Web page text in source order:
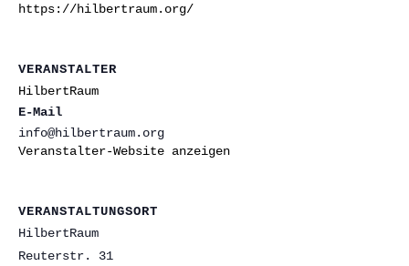
https://hilbertraum.org/
VERANSTALTUNGSORT
HilbertRaum
Reuterstr. 31
VERANSTALTER
HilbertRaum
E-Mail
info@hilbertraum.org
Veranstalter-Website anzeigen